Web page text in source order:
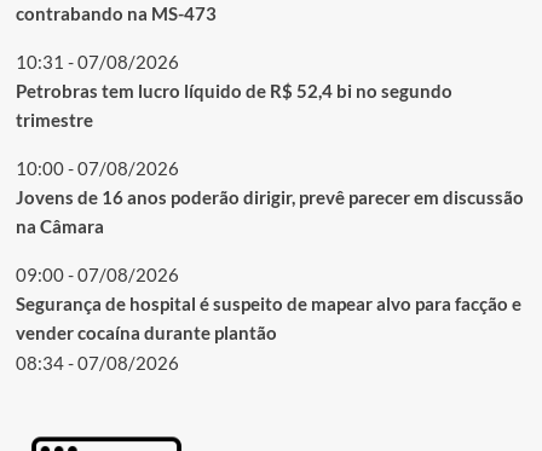
contrabando na MS-473
10:31 - 07/08/2026
Petrobras tem lucro líquido de R$ 52,4 bi no segundo
trimestre
10:00 - 07/08/2026
Jovens de 16 anos poderão dirigir, prevê parecer em discussão
na Câmara
09:00 - 07/08/2026
Segurança de hospital é suspeito de mapear alvo para facção e
vender cocaína durante plantão
08:34 - 07/08/2026